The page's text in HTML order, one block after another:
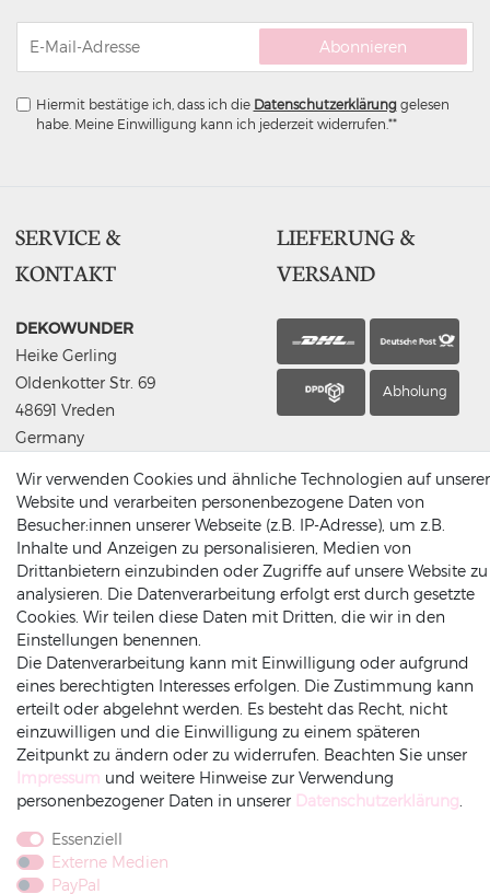
Abonnieren
Hiermit bestätige ich, dass ich die Daten­schutz­erklärunggelesen
habe. Meine Einwilligung kann ich jederzeit widerrufen.**
SERVICE &
KONTAKT
DEKOWUNDER
Heike Gerling
Oldenkotter Str. 69
48691 Vreden
Germany
info@dekowunder.de
LIEFERUNG &
VERSAND
Abholung
ZAHLUNGSARTEN
Rechnung Amazonpay Vorkasse
INFORMATIONEN
Datenschutz
Versand
Impressum
AGB
Widerrufsrecht
Widerruf-senden
Wir verwenden Cookies und ähnliche Technologien auf unserer
Website und verarbeiten personenbezogene Daten von
Besucher:innen unserer Webseite (z.B. IP-Adresse), um z.B.
Inhalte und Anzeigen zu personalisieren, Medien von
Drittanbietern einzubinden oder Zugriffe auf unsere Website zu
analysieren. Die Datenverarbeitung erfolgt erst durch gesetzte
Cookies. Wir teilen diese Daten mit Dritten, die wir in den
Einstellungen benennen.
Die Datenverarbeitung kann mit Einwilligung oder aufgrund
eines berechtigten Interesses erfolgen. Die Zustimmung kann
erteilt oder abgelehnt werden. Es besteht das Recht, nicht
einzuwilligen und die Einwilligung zu einem späteren
Zeitpunkt zu ändern oder zu widerrufen. Beachten Sie unser
Impressum und weitere Hinweise zur Verwendung
personenbezogener Daten in unserer Daten­schutz­erklärung
Essenziell
Externe Medien
PayPal